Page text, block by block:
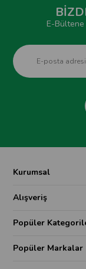
E-Bültene
Kurumsal
Alışveriş
Popüler
Popüler Markalar